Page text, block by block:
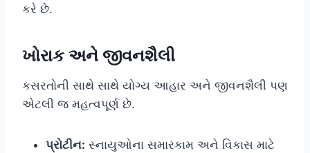
કરે છે.
ખોરાક અને જીવનશૈલી
કસરતોની સાથે સાથે યોગ્ય આહાર અને જીવનશૈલી પણ
એટલી જ મહત્વપૂર્ણ છે.
પ્રોટીન: સ્નાયુઓના સમારકામ અને વિકાસ માટે